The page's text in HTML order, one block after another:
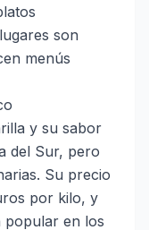
son
menús
y su sabor
del Sur, pero
Su precio
por kilo, y
popular en los